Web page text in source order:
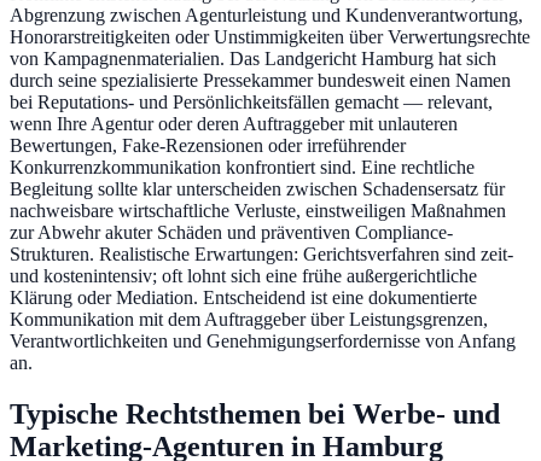
Abgrenzung zwischen Agenturleistung und Kundenverantwortung,
Honorarstreitigkeiten oder Unstimmigkeiten über Verwertungsrechte
von Kampagnenmaterialien. Das Landgericht Hamburg hat sich
durch seine spezialisierte Pressekammer bundesweit einen Namen
bei Reputations- und Persönlichkeitsfällen gemacht — relevant,
wenn Ihre Agentur oder deren Auftraggeber mit unlauteren
Bewertungen, Fake-Rezensionen oder irreführender
Konkurrenzkommunikation konfrontiert sind. Eine rechtliche
Begleitung sollte klar unterscheiden zwischen Schadensersatz für
nachweisbare wirtschaftliche Verluste, einstweiligen Maßnahmen
zur Abwehr akuter Schäden und präventiven Compliance-
Strukturen. Realistische Erwartungen: Gerichtsverfahren sind zeit-
und kostenintensiv; oft lohnt sich eine frühe außergerichtliche
Klärung oder Mediation. Entscheidend ist eine dokumentierte
Kommunikation mit dem Auftraggeber über Leistungsgrenzen,
Verantwortlichkeiten und Genehmigungserfordernisse von Anfang
an.
Typische Rechtsthemen bei Werbe- und
Marketing-Agenturen in Hamburg